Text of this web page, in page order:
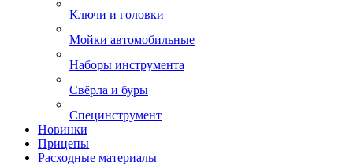
Ключи и головки
Мойки автомобильные
Наборы инструмента
Свёрла и буры
Специнструмент
Новинки
Прицепы
Расходные материалы